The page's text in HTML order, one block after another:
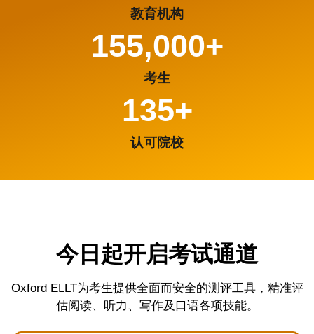
教育机构
考生
155,000+
认可院校
135+
今日起开启考试通道
Oxford ELLT为考生提供全面而安全的测评工具，精准评
估阅读、听力、写作及口语各项技能。